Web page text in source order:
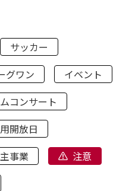
サッカー
グワン
イベント
コンサート
開放日
事業
注意